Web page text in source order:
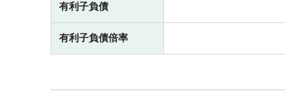
有利子負債
有利子負債倍率